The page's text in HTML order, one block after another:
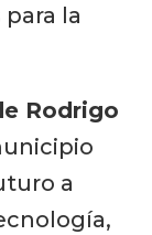
la
Rodrigo
a